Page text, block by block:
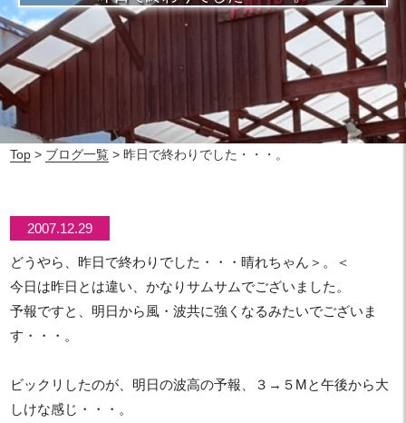
Top > ブログ一覧 > 昨日で終わりでした・・・。
2007.12.29
どうやら、昨日で終わりでした・・・晴れちゃん＞。＜
今日は昨日とは違い、かなりサムサムでございました。
予報ですと、明日から風・波共に強くなるみたいでございま
す・・・。
ビックリしたのが、明日の波高の予報、３→５Mと午後から大
しけな感じ・・・。